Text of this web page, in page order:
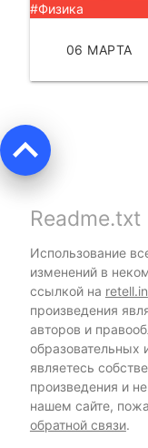
#Физика
06 МАРТА
keyboard_arrow_up
Readme.txt
Использование
изменений в
ссылкой на retell.in
произведения
авторов и
являетесь
произведения и
нашем сайте,
обратной связи.